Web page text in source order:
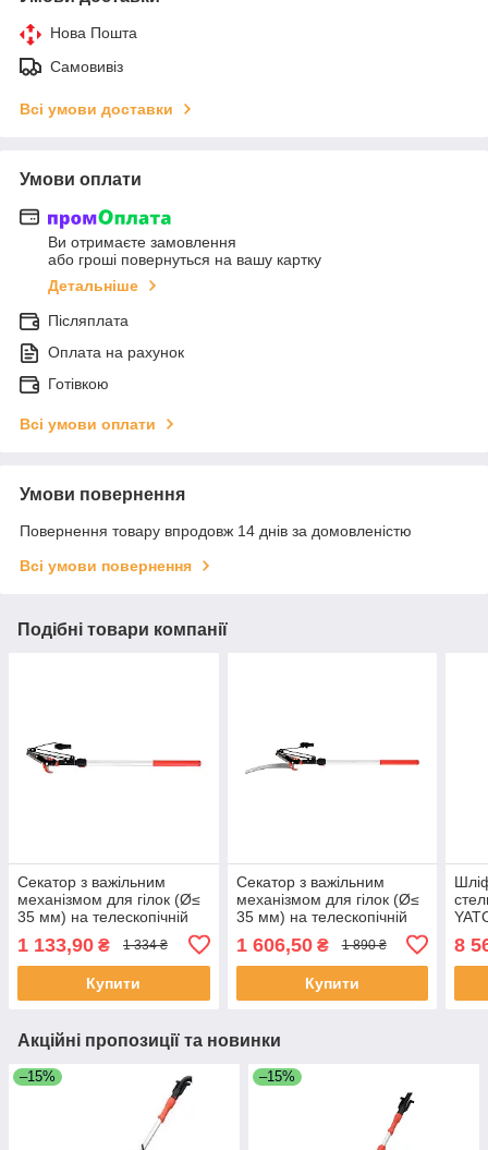
Нова Пошта
Самовивіз
Всі умови доставки
Умови оплати
Ви отримаєте замовлення
або гроші повернуться на вашу картку
Детальніше
Післяплата
Оплата на рахунок
Готівкою
Всі умови оплати
Умови повернення
Повернення товару впродовж 14 днів за домовленістю
Всі умови повернення
Подібні товари компанії
Секатор з важільним
механізмом для гілок (Ø≤
35 мм) на телескопічній
штанзі l=156-180 см Yato
YT-88770
1 133,90 ₴ 1 334 ₴
Купити
Секатор з важільним
механізмом для гілок (Ø≤
35 мм) на телескопічній
штанзі l=166-200 см Yato
YT-88771
1 606,50₴ 1 890 ₴
Купити
8
Акційні пропозиції та новинки
–15% –15%